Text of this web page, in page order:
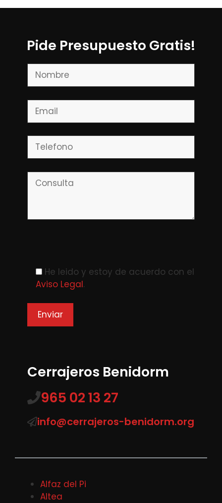
Pide Presupuesto Gratis!
He leido y estoy de acuerdo con el
Aviso Legal.
Cerrajeros Benidorm
965 02 13 27
info@cerrajeros-benidorm.org
Alfaz del Pi
Altea